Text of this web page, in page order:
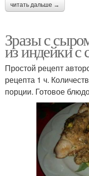
читать дальше →
Зразы с
из индейки с
Простой рецепт
рецепта 1 ч.
порции. Готовое